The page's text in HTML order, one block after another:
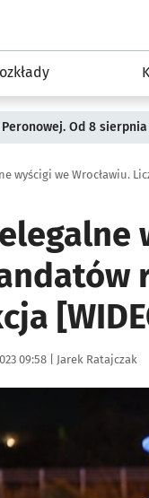
Od 8
09:58 | Autor:
Jarek Ratajczak